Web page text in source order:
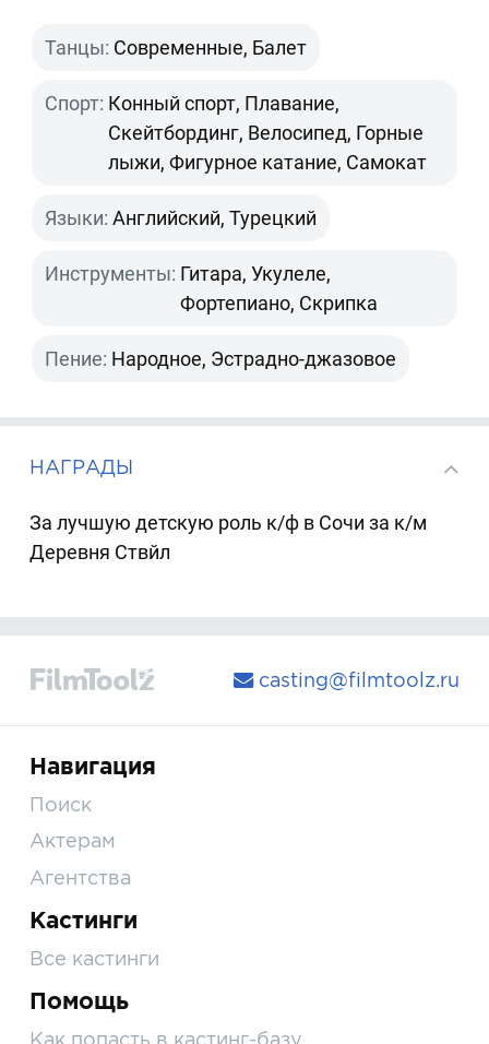
Танцы: Современные, Балет
Спорт: Конный спорт, Плавание,
Скейтбординг, Велосипед, Горные
лыжи, Фигурное катание, Самокат
Языки: Английский, Турецкий
Инструменты: Гитара, Укулеле,
Фортепиано, Скрипка
Пение: Народное, Эстрадно-джазовое
НАГРАДЫ
За лучшую детскую роль к/ф в Сочи за к/м
Деревня Ствйл
casting@filmtoolz.ru
Навигация
Поиск
Актерам
Агентства
Кастинги
Все кастинги
Помощь
Как попасть в кастинг-базу